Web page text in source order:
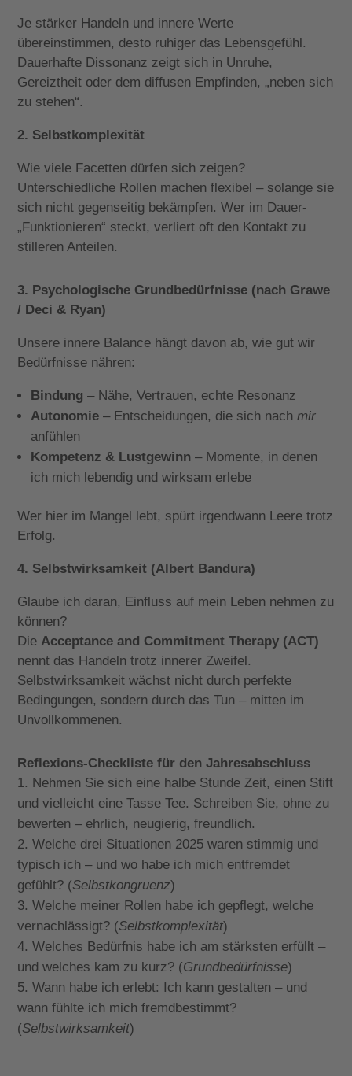
Je stärker Handeln und innere Werte
übereinstimmen, desto ruhiger das Lebensgefühl.
Dauerhafte Dissonanz zeigt sich in Unruhe,
Gereiztheit oder dem diffusen Empfinden, „neben sich
zu stehen“.
2. Selbstkomplexität
Wie viele Facetten dürfen sich zeigen?
Unterschiedliche Rollen machen flexibel – solange sie
sich nicht gegenseitig bekämpfen. Wer im Dauer-
„Funktionieren“ steckt, verliert oft den Kontakt zu
stilleren Anteilen.
3. Psychologische Grundbedürfnisse (nach Grawe
/ Deci & Ryan)
Unsere innere Balance hängt davon ab, wie gut wir
Bedürfnisse nähren:
Bindung – Nähe, Vertrauen, echte Resonanz
Autonomie – Entscheidungen, die sich nachmir
anfühlen
Kompetenz & Lustgewinn – Momente, in denen
ich mich lebendig und wirksam erlebe
Wer hier im Mangel lebt, spürt irgendwann Leere trotz
Erfolg.
4. Selbstwirksamkeit (Albert Bandura)
Glaube ich daran, Einfluss auf mein Leben nehmen zu
können?
DieAcceptance and Commitment Therapy (ACT)
nennt das Handeln trotz innerer Zweifel.
Selbstwirksamkeit wächst nicht durch perfekte
Bedingungen, sondern durch das Tun – mitten im
Unvollkommenen.
Reflexions-Checkliste für den Jahresabschluss
Nehmen Sie sich eine halbe Stunde Zeit, einen Stift
und vielleicht eine Tasse Tee. Schreiben Sie, ohne zu
bewerten – ehrlich, neugierig, freundlich.
Welche drei Situationen 2025 waren stimmig und
typisch ich – und wo habe ich mich entfremdet
gefühlt? (Selbstkongruenz)
Welche meiner Rollen habe ich gepflegt, welche
vernachlässigt? (Selbstkomplexität)
Welches Bedürfnis habe ich am stärksten erfüllt –
und welches kam zu kurz? (Grundbedürfnisse)
Wann habe ich erlebt: Ich kann gestalten – und
wann fühlte ich mich fremdbestimmt?
(Selbstwirksamkeit)